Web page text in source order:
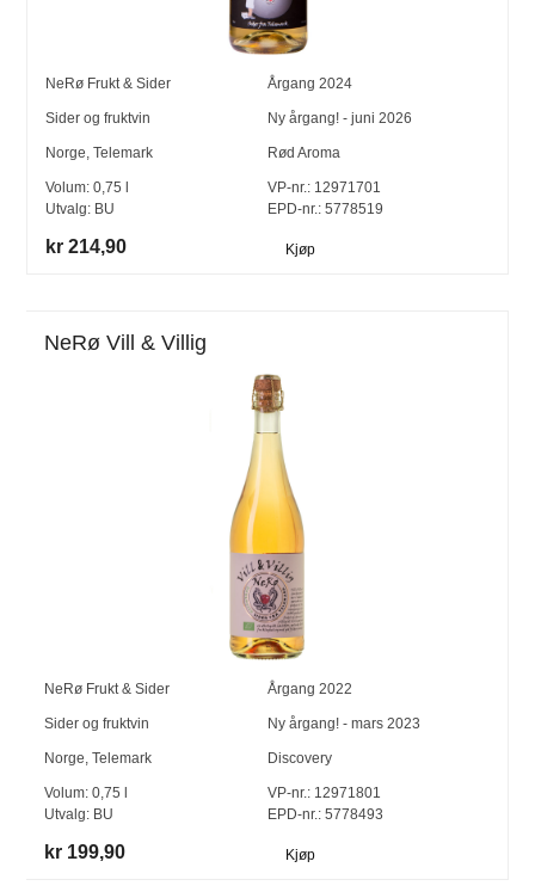
NeRø Frukt & Sider Årgang 2024
Sider og fruktvin Ny årgang! - juni 2026
Norge,Telemark Rød Aroma
Volum:0,75
Utvalg: BU
VP-nr.: 12971701
EPD-nr.: 5778519
kr 214,90 Kjøp
NeRø Vill & Villig
NeRø Frukt & Sider Årgang 2022
Sider og fruktvin Ny årgang! - mars 2023
Norge,Telemark Discovery
Volum:0,75
Utvalg: BU
VP-nr.:12971801
EPD-nr.: 5778493
kr 199,90 Kjøp